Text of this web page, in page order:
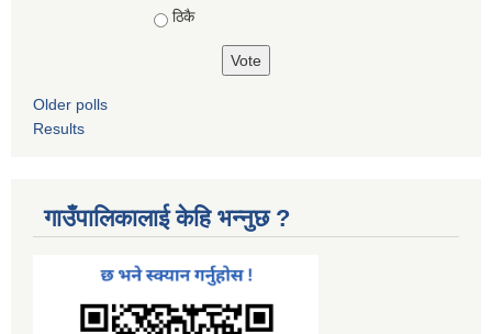
ठिकै
Older polls
Results
गाउँपालिकालाई केहि भन्नुछ ?